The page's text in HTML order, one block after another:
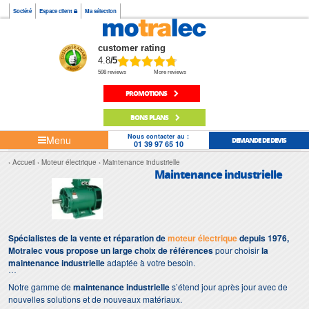
Société Espace client Ma sélection
customer rating
4.8/5
598 reviews More reviews
PROMOTIONS
BONS PLANS
Menu Nous contacter au :
01 39 97 65 10 DEMANDE DE DEVIS
Accueil Moteur électrique Maintenance industrielle
Maintenance industrielle
Spécialistes de la vente et réparation demoteur électriquedepuis 1976,
Motralec vous propose un large choix de référencespour choisirla
maintenance industrielleadaptée à votre besoin.
Notre gamme demaintenance industrielles’étend jour après jour avec de
nouvelles solutions et de nouveaux matériaux.